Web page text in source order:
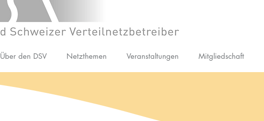
Über den DSV Netzthemen Veranstaltungen Mitgliedschaft